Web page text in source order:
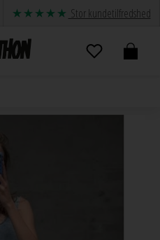
Stor kundetilfredshed